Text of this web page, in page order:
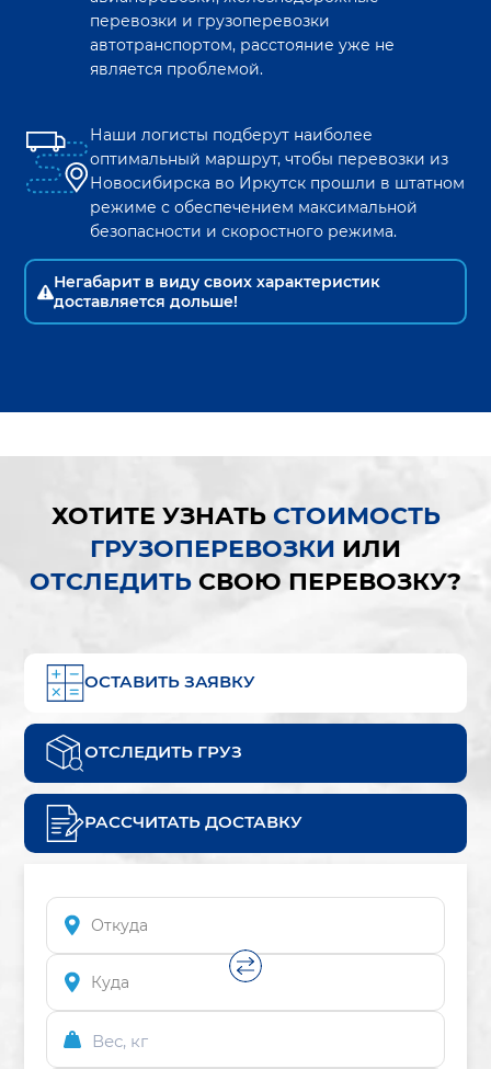
перевозки и грузоперевозки
автотранспортом, расстояние уже не
является проблемой.
Наши логисты подберут наиболее
оптимальный маршрут, чтобы перевозки из
Новосибирска во Иркутск прошли в штатном
режиме с обеспечением максимальной
безопасности и скоростного режима.
Негабарит в виду своих характеристик
доставляется дольше!
ХОТИТЕ УЗНАТЬ СТОИМОСТЬ
ГРУЗОПЕРЕВОЗКИ ИЛИ
ОТСЛЕДИТЬ СВОЮ ПЕРЕВОЗКУ?
ОСТАВИТЬ ЗАЯВКУ
ОТСЛЕДИТЬ ГРУЗ
РАССЧИТАТЬ ДОСТАВКУ
Вес, кг